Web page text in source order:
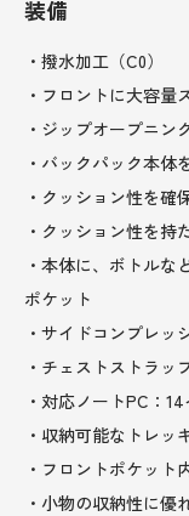
装備
・撥水加工（C0）
・フロントに大容量
・ジップオープニン
・バックパック本体
・クッション性を確
・クッション性を持
・本体に、ボトルな
ポケット
・サイドコンプレッ
・チェストストラッ
・対応ノートPC：
・収納可能なトレッ
・フロントポケッ
・小物の収納性に優